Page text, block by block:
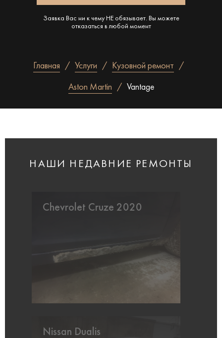
Заявка Вас ни к чему НЕ обязывает. Вы можете
отказаться в любой момент
Главная Услуги Кузовной ремонт
Aston Martin Vantage
НАШИ НЕДАВНИЕ РЕМОНТЫ
Chevrolet Cruze 2020
Nissan Dualis